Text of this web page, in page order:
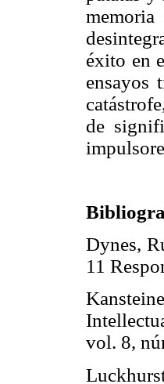
éxito en
ensayos
de
Dynes,
11
vol. 8,